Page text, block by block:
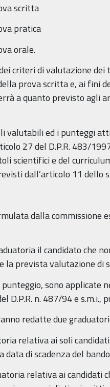
scritta
pratica
orale.
criteri di valutazione
prova scritta e, ai fini
a quanto previsto agli
valutabili ed i punteggi
27 del D.P.R. 483/
scientifici e del
dall’articolo 11 dello
dalla commissione
il candidato che
la prevista valutazione di
sono applicate
D.P.R. n. 487/94 e s.m.i.,
redatte due
relativa ai soli
data di scadenza del
relativa ai candidati